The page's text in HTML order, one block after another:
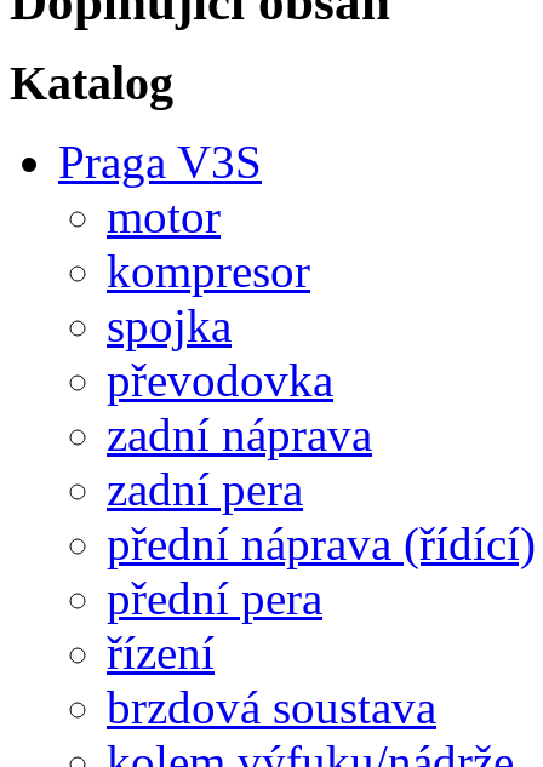
Katalog
Praga V3S
motor
kompresor
spojka
převodovka
zadní náprava
zadní pera
přední náprava (řídící)
přední pera
řízení
brzdová soustava